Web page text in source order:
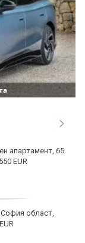
апартамент, 65
EUR
област,